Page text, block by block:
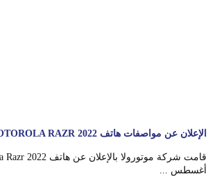
الإعلان عن مواصفات هاتف MOTOROLA RAZR 2022
أغسطس ...